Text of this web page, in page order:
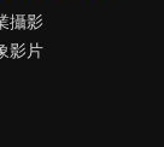
攝影
影片